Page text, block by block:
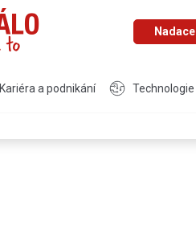
Nadace
Kariéra a podnikání Technologie